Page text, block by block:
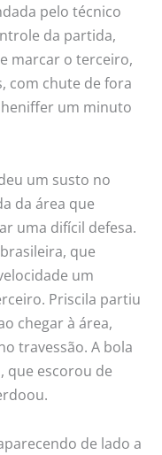
pelo técnico
da partida,
marcar o terceiro,
com chute de fora
um minuto
um susto no
da área que
uma difícil defesa.
que
um
Priscila partiu
chegar à área,
travessão. A bola
que escorou de
de lado a